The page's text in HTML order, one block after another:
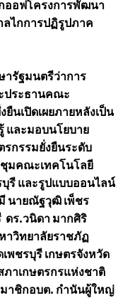
ออฟโครงการพัฒนา
ลไกการปฏิรูปภาค
รัฐมนตรีว่าการ
ประธานคณะ
นเปิดเผยภายหลังเป็น
และมอบนโยบาย
รกรรมยั่งยืนระดับ
มคณะเทคโนโลยี
รี และรูปแบบออนไลน์
นายณัฐวุฒิ เพ็ชร
ดร.วนิดา มากศิริ
าวิทยาลัยราชภัฏ
พชรบุรี เกษตรจังหวัด
าเกษตรกรแห่งชาติ
มาชิกอบต. กำนันผู้ใหญ่